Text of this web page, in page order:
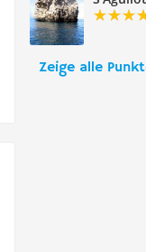
Zeige alle